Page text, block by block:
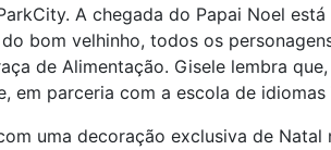
A chegada do Papai Noel
bom velhinho, todos os
de Alimentação. Gisele lembra
parceria com a escola de
uma decoração exclusiva de